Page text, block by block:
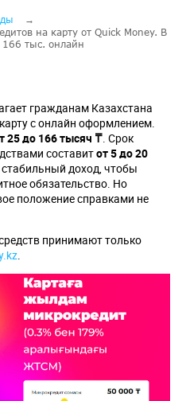
на карту от Quick Money. В
тыс. онлайн
гражданам Казахстана
с онлайн оформлением.
25 до 166 тысяч ₸. Срок
составитот 5 до 20
доход, чтобы
обязательство. Но
положение справками не
принимают только
.